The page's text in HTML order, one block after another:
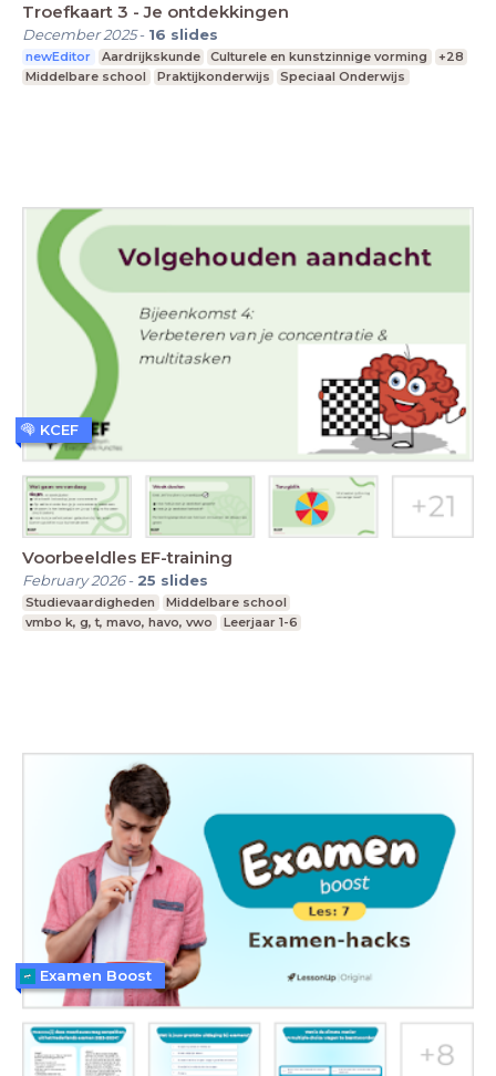
Troefkaart 3 - Je ontdekkingen
December 2025- 16 slides
newEditor Aardrijkskunde Culturele en kunstzinnige vorming
+28
Middelbare school
Praktijkonderwijs Speciaal Onderwijs
Voorbeeldles EF-training
February 2026- 25 slides
Studievaardigheden
Middelbare school
vmbo k, g, t, mavo, havo, vwo
Leerjaar 1-6
KCEF
Examen Boost